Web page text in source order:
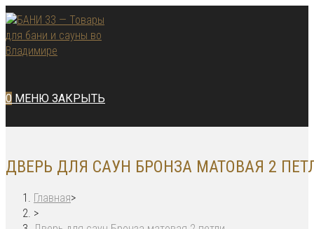
Перейти
к
содержимому
0 МЕНЮ ЗАКРЫТЬ
ДВЕРЬ ДЛЯ САУН БРОНЗА МАТОВАЯ 2
Главная>
>